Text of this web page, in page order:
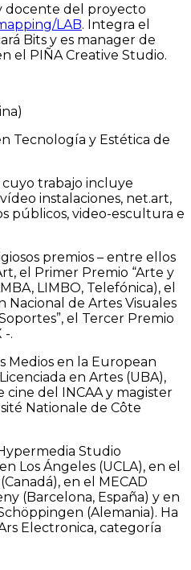
docente del proyecto
LAB. Integra el
Bits y es manager de
el PIÑA Creative Studio.
Tecnología y Estética de
trabajo incluye
instalaciones, net.art,
públicos, video-escultura e
premios – entre ellos
el Primer Premio “Arte y
LIMBO, Telefónica), el
Nacional de Artes Visuales
el Tercer Premio
-.
Medios en la European
en Artes (UBA),
cine del INCAA y magister
Nationale de Côte
Studio
Los Ángeles (UCLA), en el
en el MECAD
(Barcelona, España) y en
(Alemania). Ha
Electronica, categoría